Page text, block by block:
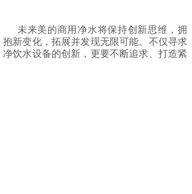
未来美的商用净水将保持创新思维，拥
抱新变化，拓展并发现无限可能。不仅寻求
净饮水设备的创新， 更要不断追求、打造紧